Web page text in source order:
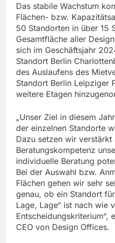
Das stabile Wachstum
Flächen- bzw.
50 Standorten in über 15
Gesamtfläche aller
sich im Geschäftsjahr
Standort Berlin
des Auslaufens des
Standort Berlin Leipziger
weitere Etagen
„Unser Ziel in diesem
der einzelnen Standorte
Dazu setzen wir verstärkt
Beratungskompetenz
individuelle Beratung
Bei der Auswahl bzw.
Flächen gehen wir sehr
genau, ob ein Standort
Lage, Lage“ ist nach wie
Entscheidungskriterium“,
CEO von Design Offices.